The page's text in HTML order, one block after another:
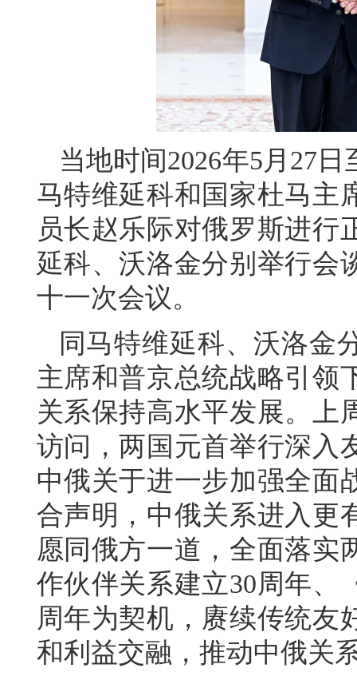
当地时间2026年5月27
马特维延科和国家杜马主
员长赵乐际对俄罗斯进行
延科、沃洛金分别举行会
十一次会议。
同马特维延科、沃洛金
主席和普京总统战略引领
关系保持高水平发展。上
访问，两国元首举行深入
中俄关于进一步加强全面
合声明，中俄关系进入更
愿同俄方一道，全面落实
作伙伴关系建立30周年、
周年为契机，赓续传统友
和利益交融，推动中俄关